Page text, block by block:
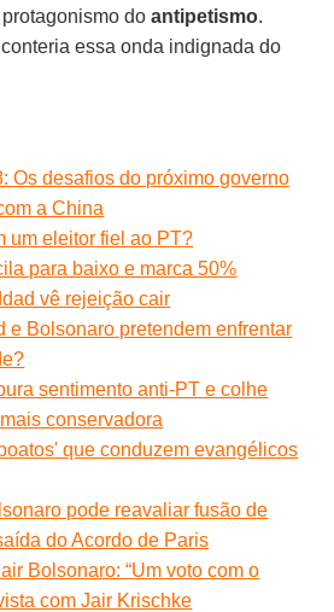
doantipetismo.
essa onda indignada do
Os desafios do próximo governo
a China
um eleitor fiel ao PT?
para baixo e marca 50%
vê rejeição cair
e Bolsonaro pretendem enfrentar
sentimento anti-PT e colhe
conservadora
que conduzem evangélicos
pode reavaliar fusão de
do Acordo de Paris
Bolsonaro: “Um voto com o
com Jair Krischke